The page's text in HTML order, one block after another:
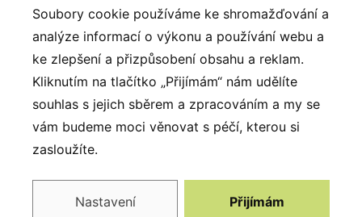
ze vstřikovaného
lisovaného polyamidu.
ložisky, vyrobeny z
nerezové oceli. Zaručují
tichý chod mechanismu.
Kromě horizontálního
pohybu umožňují také
krouživý pohyb, aby se
zabránilo kroucení řetězu.
Soubory cookie používáme ke shromažďování a
analýze informací o výkonu a používání webu a
ke zlepšení a přizpůsobení obsahu a reklam.
Kliknutím na tlačítko „Přijímám“ nám udělíte
souhlas s jejich sběrem a zpracováním a my se
vám budeme moci věnovat s péčí, kterou si
zasloužíte.
Nastavení Přijímám